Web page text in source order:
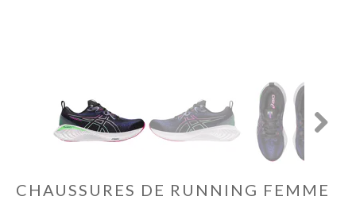
Chèques Cadeaux
CHAUSSURES DE RUNNING FEMME